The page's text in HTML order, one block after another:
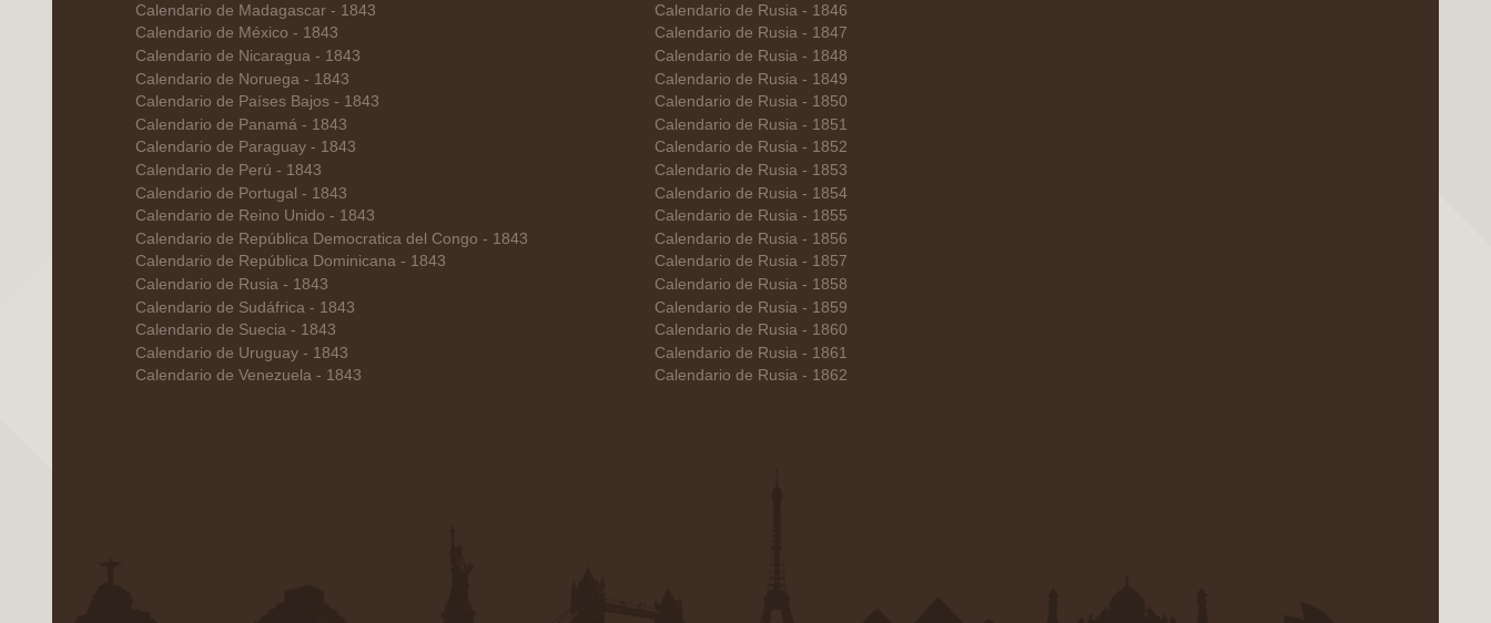
Calendario de Madagascar - 1843
Calendario de México - 1843
Calendario de Nicaragua - 1843
Calendario de Noruega - 1843
Calendario de Países Bajos - 1843
Calendario de Panamá - 1843
Calendario de Paraguay - 1843
Calendario de Perú - 1843
Calendario de Portugal - 1843
Calendario de Reino Unido - 1843
Calendario de República Democratica del Congo - 1843
Calendario de República Dominicana - 1843
Calendario de Rusia - 1843
Calendario de Sudáfrica - 1843
Calendario de Suecia - 1843
Calendario de Uruguay - 1843
Calendario de Venezuela - 1843
Calendario de Rusia - 1846
Calendario de Rusia - 1847
Calendario de Rusia - 1848
Calendario de Rusia - 1849
Calendario de Rusia - 1850
Calendario de Rusia - 1851
Calendario de Rusia - 1852
Calendario de Rusia - 1853
Calendario de Rusia - 1854
Calendario de Rusia - 1855
Calendario de Rusia - 1856
Calendario de Rusia - 1857
Calendario de Rusia - 1858
Calendario de Rusia - 1859
Calendario de Rusia - 1860
Calendario de Rusia - 1861
Calendario de Rusia - 1862